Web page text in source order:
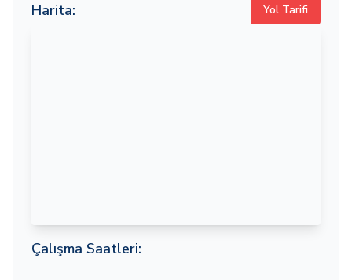
Harita: Yol Tarifi
Çalışma Saatleri: